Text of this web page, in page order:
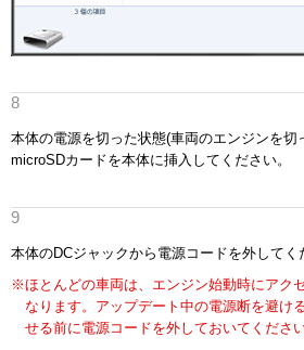
本体の電源を切った状態(車両のエンジンを切
microSDカードを本体に挿入してください。
本体のDCジャックから電源コードを外してく
※ほとんどの車両は、エンジン始動時にアク
なります。アップデート中の電源断を避け
せる前に電源コードを外しておいてください